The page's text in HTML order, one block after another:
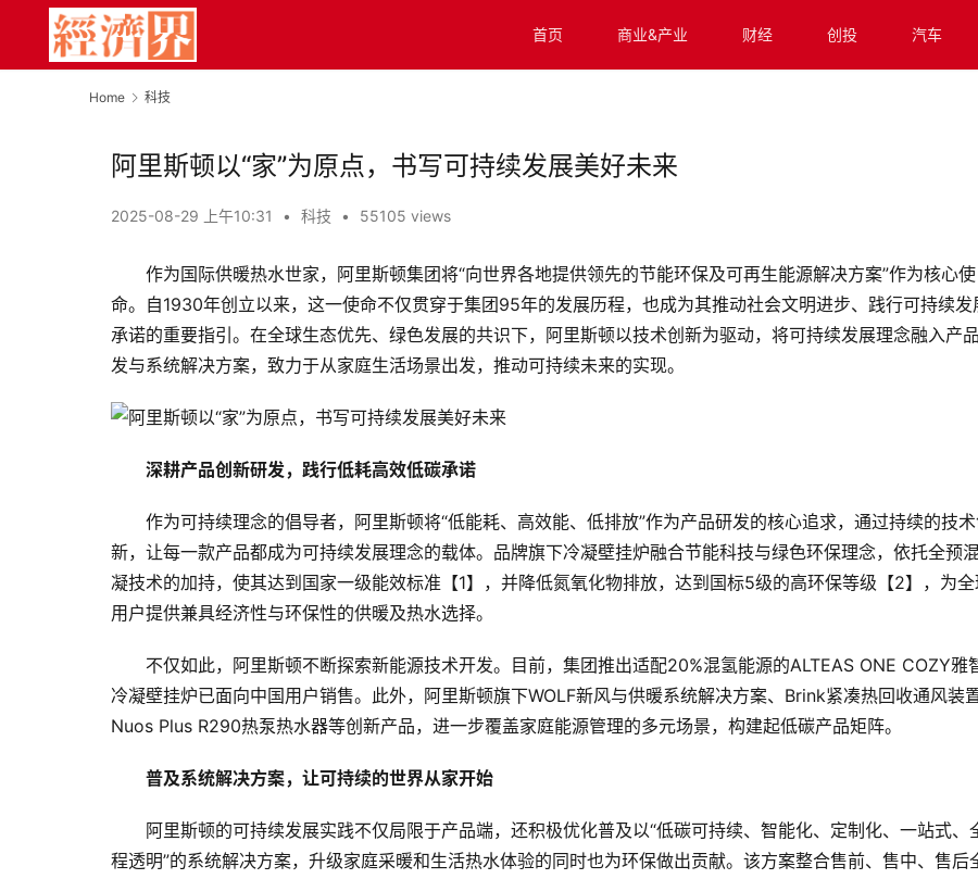
首页 商业&产业 财经 创投 汽车
Home 科技
阿里斯顿以“家”为原点，书写可持续发展美好未来
2025-08-29 上午10:31 • 科技 • 55105 views
作为国际供暖热水世家，阿里斯顿集团将“向世界各地提供领先的节能环保及可再生能源解决方案”作为核心使
命。自1930年创立以来，这一使命不仅贯穿于集团95年的发展历程，也成为其推动社会文明进步、践行可持续发
承诺的重要指引。在全球生态优先、绿色发展的共识下，阿里斯顿以技术创新为驱动，将可持续发展理念融入产
发与系统解决方案，致力于从家庭生活场景出发，推动可持续未来的实现。
深耕产品创新研发，践行低耗高效低碳承诺
作为可持续理念的倡导者，阿里斯顿将“低能耗、高效能、低排放”作为产品研发的核心追求，通过持续的技术
新，让每一款产品都成为可持续发展理念的载体。品牌旗下冷凝壁挂炉融合节能科技与绿色环保理念，依托全预
凝技术的加持，使其达到国家一级能效标准【1】，并降低氮氧化物排放，达到国标5级的高环保等级【2】，为
用户提供兼具经济性与环保性的供暖及热水选择。
不仅如此，阿里斯顿不断探索新能源技术开发。目前，集团推出适配20%混氢能源的ALTEAS ONE COZY雅
冷凝壁挂炉已面向中国用户销售。此外，阿里斯顿旗下WOLF新风与供暖系统解决方案、Brink紧凑热回收通风装
Nuos Plus R290热泵热水器等创新产品，进一步覆盖家庭能源管理的多元场景，构建起低碳产品矩阵。
普及系统解决方案，让可持续的世界从家开始
阿里斯顿的可持续发展实践不仅局限于产品端，还积极优化普及以“低碳可持续、智能化、定制化、一站式、
程透明”的系统解决方案，升级家庭采暖和生活热水体验的同时也为环保做出贡献。该方案整合售前、售中、售后